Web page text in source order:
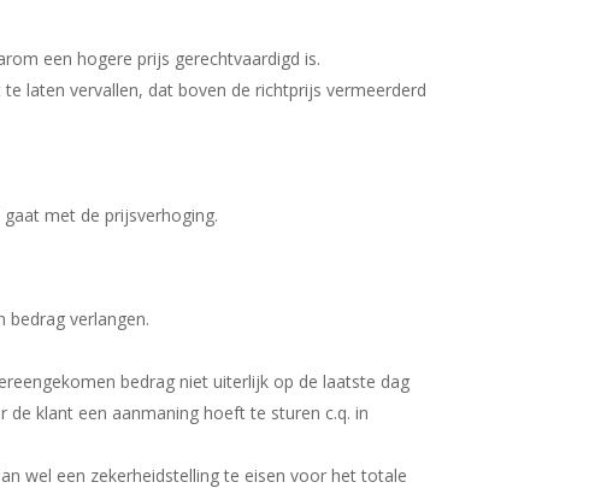
een hogere prijs gerechtvaardigd is.
laten vervallen, dat boven de richtprijs vermeerderd
met de prijsverhoging.
verlangen.
bedrag niet uiterlijk op de laatste dag
klant een aanmaning hoeft te sturen c.q. in
wel een zekerheidstelling te eisen voor het totale